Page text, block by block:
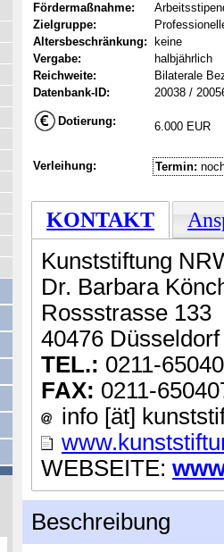
Fördermaßnahme:
Zielgruppe:
Altersbeschränkung:
keine
Vergabe:
halbjährlich
Reichweite:
Bilaterale
Datenbank-ID:
20038 /
Dotierung: 6.000 EUR
Verleihung: Termin:
KONTAKT
Kunststiftung
Dr. Barbara
Rossstrasse 133
40476 Düsseldorf
TEL.: 0211-
FAX: 0211-
info [ät]
WEBSEITE:
Beschreibung